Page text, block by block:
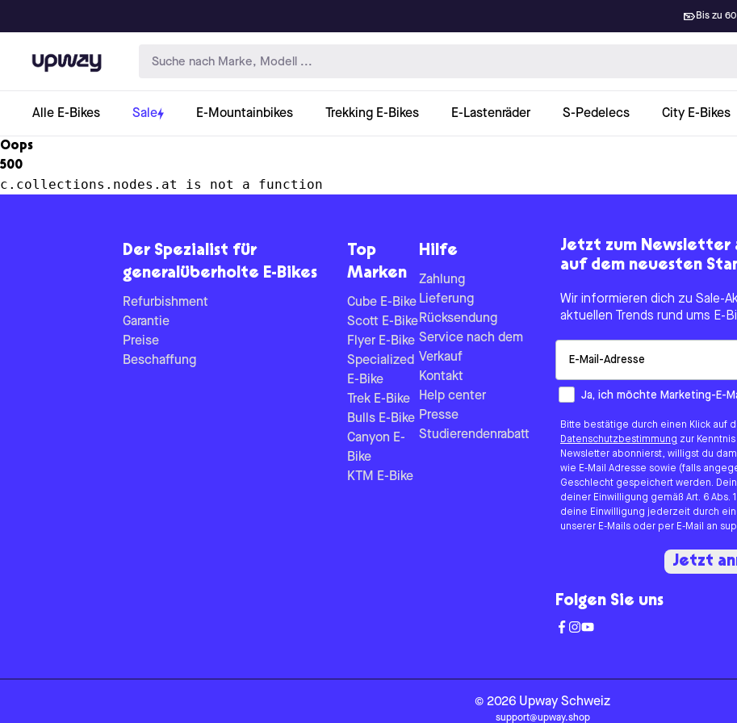
Bis zu
Upway
Alle E-Bikes Sale E-Mountainbikes Trekking E-Bikes E-Lastenräder S-Pedelecs City E-Bikes
Oops
500
c.collections.nodes.at is not a function
Der Spezialist für
generalüberholte E-Bikes
Refurbishment
Garantie
Preise
Beschaffung
Top
Marken
Cube E-Bike
Scott E-Bike
Flyer E-Bike
Specialized
E-Bike
Trek E-Bike
Bulls E-Bike
Canyon E-
Bike
KTM E-Bike
Hilfe
Zahlung
Lieferung
Rücksendung
Service nach dem
Verkauf
Kontakt
Help center
Presse
Studierendenrabatt
Jetzt zum Newsletter
auf dem neuesten
Wir informieren dich zu Sale-
aktuellen Trends rund ums E-
How would you like to hear from
Ja, ich möchte Marketing-E-
Bitte bestätige durch einen Klick auf
Datenschutzbestimmung zur
Newsletter abonnierst, willigst du
wie E-Mail Adresse sowie (falls
Geschlecht gespeichert werden.
deiner Einwilligung gemäß Art. 6 Abs.
deine Einwilligung jederzeit durch
unserer E-Mails oder per E-Mail an
Jetzt
Folgen Sie uns
© 2026 Upway Schweiz
support@upway.shop